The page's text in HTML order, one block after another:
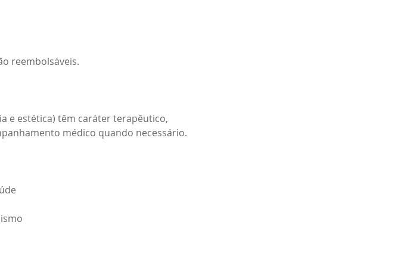
reembolsáveis.
e estética) têm caráter terapêutico,
médico quando necessário.